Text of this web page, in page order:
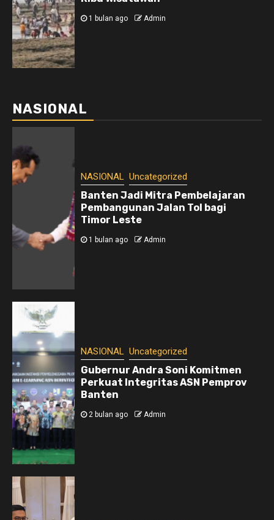
1 bulan ago Admin
NASIONAL
NASIONAL Uncategorized
Banten Jadi Mitra Pembelajaran
Pembangunan Jalan Tol bagi
Timor Leste
1 bulan ago Admin
NASIONAL Uncategorized
Gubernur Andra Soni Komitmen
Perkuat Integritas ASN Pemprov
Banten
2 bulan ago Admin